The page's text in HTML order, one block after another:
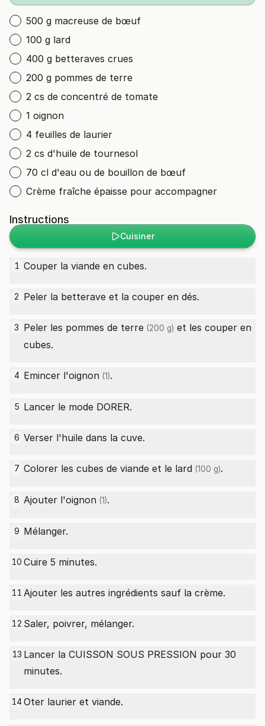
500 g macreuse de bœuf
100 g lard
400 g betteraves crues
200 g pommes de terre
2 cs de concentré de tomate
1 oignon
4 feuilles de laurier
2 cs d'huile de tournesol
70 cl d'eau ou de bouillon de bœuf
Crème fraîche épaisse pour accompagner
Instructions
Cuisiner
1 Couper la viande en cubes.
2 Peler la betterave et la couper en dés.
3 Peler les pommes de terre (200 g) et les couper en
cubes.
4 Emincer l'oignon (1).
5 Lancer le mode DORER.
6 Verser l'huile dans la cuve.
7 Colorer les cubes de viande et le lard (100 g).
8 Ajouter l'oignon (1).
9 Mélanger.
10 Cuire 5 minutes.
11 Ajouter les autres ingrédients sauf la crème.
12 Saler, poivrer, mélanger.
13 Lancer la CUISSON SOUS PRESSION pour 30
minutes.
14 Oter laurier et viande.